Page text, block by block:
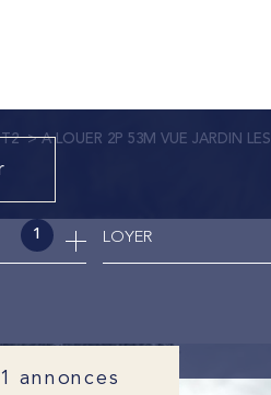
1 LOYER
1 annonces
T2 A LOUER 2P 53M VUE JARDIN